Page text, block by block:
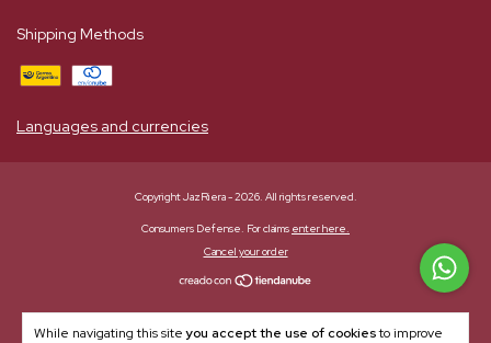
While navigating this siteyou accept the use of cookiesto improve
Shipping Methods
Languages and currencies
Copyright JazRiera - 2026. All rights reserved.
Consumers Defense. For claims enter here.
Cancel your order